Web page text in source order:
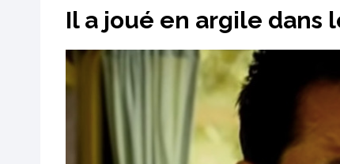
Il a joué en argile dans